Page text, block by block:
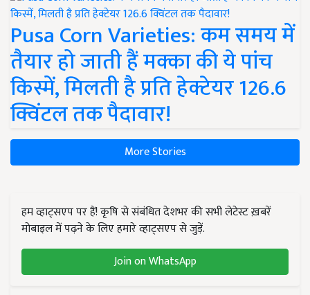
Pusa Corn Varieties: कम समय में
तैयार हो जाती हैं मक्का की ये पांच
किस्में, मिलती है प्रति हेक्टेयर 126.6
क्विंटल तक पैदावार!
More Stories
हम व्हाट्सएप पर हैं! कृषि से संबंधित देशभर की सभी लेटेस्ट ख़बरें
मोबाइल में पढ़ने के लिए हमारे व्हाट्सएप से जुड़ें.
Join on WhatsApp